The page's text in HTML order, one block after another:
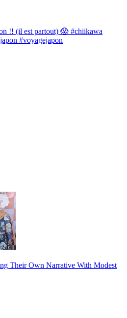
!! (il est partout) 😱 #chiikawa
#voyagejapon
Their Own Narrative With Modest